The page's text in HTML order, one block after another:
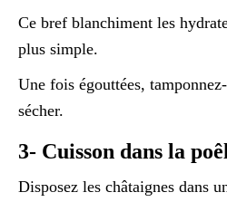
Ce bref blanchiment les
plus simple.
Une fois égouttées,
sécher.
3- Cuisson dans la
Disposez les châtaignes dans